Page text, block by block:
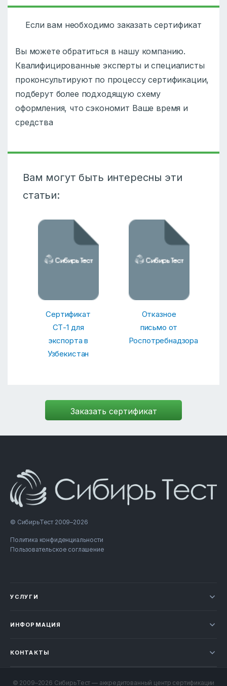
Если вам необходимо заказать сертификат
Вы можете обратиться в нашу компанию.
Квалифицированные эксперты и специалисты
проконсультируют по процессу сертификации,
подберут более подходящую схему
оформления, что сэкономит Ваше время и
средства
Вам могут быть интересны эти
статьи:
Сертификат
СТ-1 для
экспорта в
Узбекистан
Отказное
письмо от
Роспотребнадзора
© СибирьТест 2009–2026
Политика конфиденциальности
Пользовательское соглашение
УСЛУГИ
ИНФОРМАЦИЯ
КОНТАКТЫ
© 2009–2026 СибирьТест — аккредитованный центр сертификации